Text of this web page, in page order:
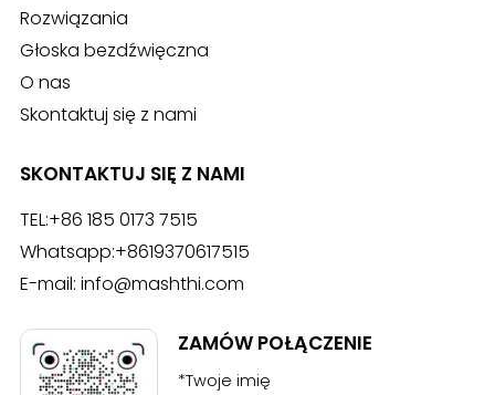
Rozwiązania
Głoska bezdźwięczna
O nas
Skontaktuj się z nami
SKONTAKTUJ SIĘ Z NAMI
TEL:+86 185 0173 7515
Whatsapp:+8619370617515
E-mail: info@mashthi.com
ZAMÓW POŁĄCZENIE